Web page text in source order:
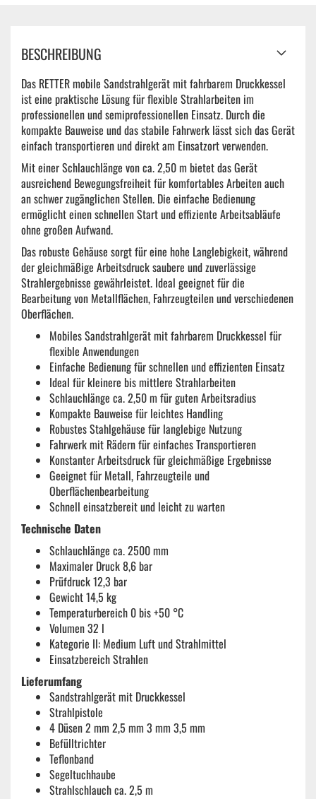
BESCHREIBUNG
Das RETTER mobile Sandstrahlgerät mit fahrbarem Druckkessel
ist eine praktische Lösung für flexible Strahlarbeiten im
professionellen und semiprofessionellen Einsatz. Durch die
kompakte Bauweise und das stabile Fahrwerk lässt sich das Gerät
einfach transportieren und direkt am Einsatzort verwenden.
Mit einer Schlauchlänge von ca. 2,50 m bietet das Gerät
ausreichend Bewegungsfreiheit für komfortables Arbeiten auch
an schwer zugänglichen Stellen. Die einfache Bedienung
ermöglicht einen schnellen Start und effiziente Arbeitsabläufe
ohne großen Aufwand.
Das robuste Gehäuse sorgt für eine hohe Langlebigkeit, während
der gleichmäßige Arbeitsdruck saubere und zuverlässige
Strahlergebnisse gewährleistet. Ideal geeignet für die
Bearbeitung von Metallflächen, Fahrzeugteilen und verschiedenen
Oberflächen.
Mobiles Sandstrahlgerät mit fahrbarem Druckkessel für
flexible Anwendungen
Einfache Bedienung für schnellen und effizienten Einsatz
Ideal für kleinere bis mittlere Strahlarbeiten
Schlauchlänge ca. 2,50 m für guten Arbeitsradius
Kompakte Bauweise für leichtes Handling
Robustes Stahlgehäuse für langlebige Nutzung
Fahrwerk mit Rädern für einfaches Transportieren
Konstanter Arbeitsdruck für gleichmäßige Ergebnisse
Geeignet für Metall, Fahrzeugteile und
Oberflächenbearbeitung
Schnell einsatzbereit und leicht zu warten
Technische Daten
Schlauchlänge ca. 2500 mm
Maximaler Druck 8,6 bar
Prüfdruck 12,3 bar
Gewicht 14,5 kg
Temperaturbereich 0 bis +50 °C
Volumen 32 l
Kategorie II: Medium Luft und Strahlmittel
Einsatzbereich Strahlen
Lieferumfang
Sandstrahlgerät mit Druckkessel
Strahlpistole
4 Düsen 2 mm 2,5 mm 3 mm 3,5 mm
Befülltrichter
Teflonband
Segeltuchhaube
Strahlschlauch ca. 2,5 m